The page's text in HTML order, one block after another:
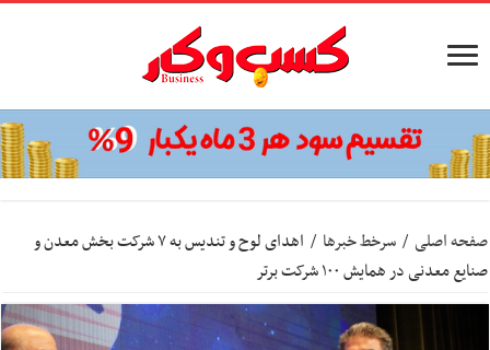
صفحه اصلی / سرخط خبرها /
اهدای لوح و تندیس به ۷ شرکت بخش معدن و
صنایع معدنی در همایش ۱۰۰ شرکت برتر